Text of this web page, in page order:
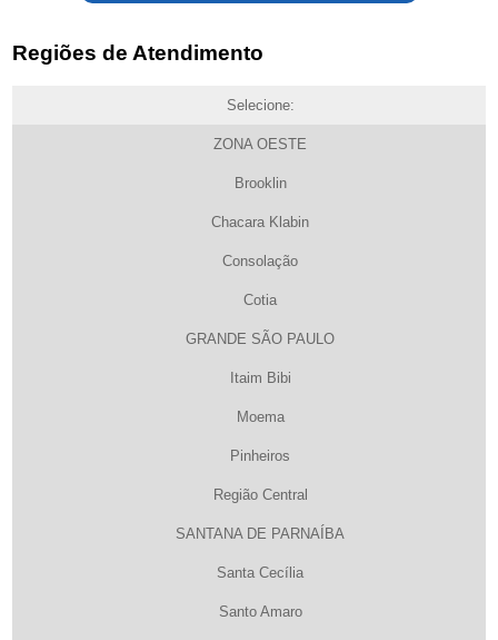
Regiões de Atendimento
Selecione:
ZONA OESTE
Brooklin
Chacara Klabin
Consolação
Cotia
GRANDE SÃO PAULO
Itaim Bibi
Moema
Pinheiros
Região Central
SANTANA DE PARNAÍBA
Santa Cecília
Santo Amaro